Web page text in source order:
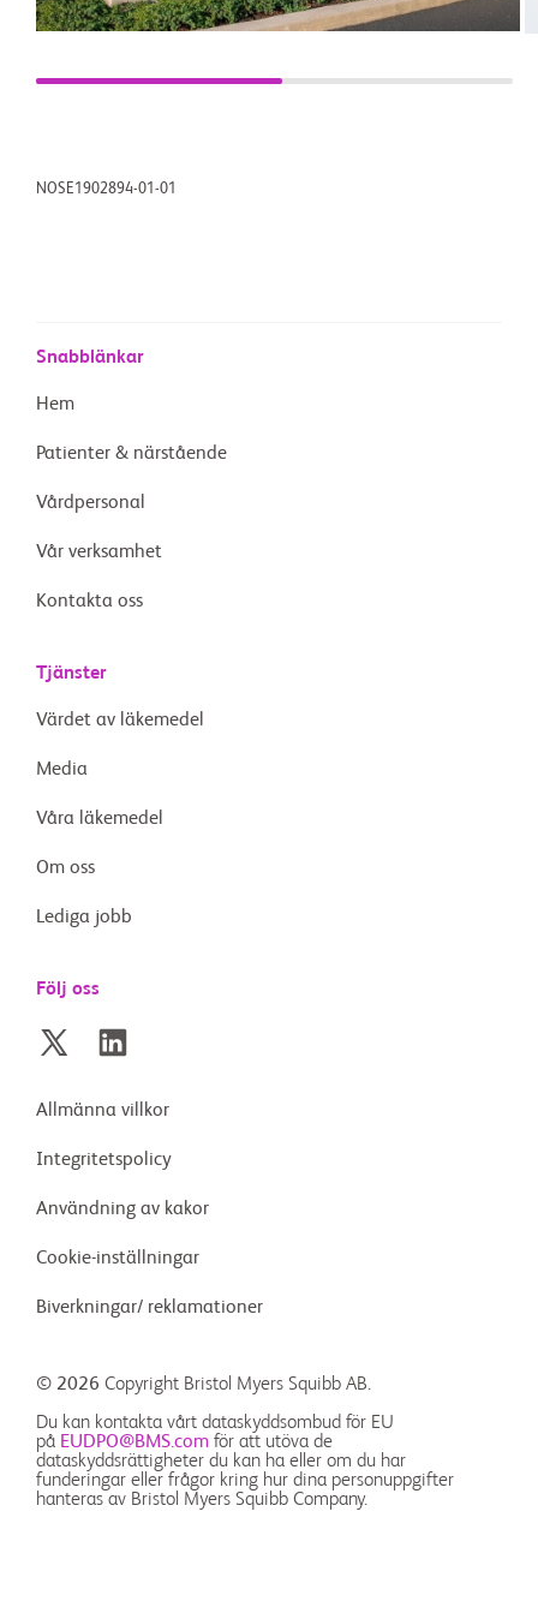
NOSE1902894-01-01
Snabblänkar
Hem
Patienter & närstående
Vårdpersonal
Vår verksamhet
Kontakta oss
Tjänster
Värdet av läkemedel
Media
Våra läkemedel
Om oss
Lediga jobb
Följ oss
Allmänna villkor
Integritetspolicy
Användning av kakor
Cookie-inställningar
Biverkningar/ reklamationer
© 2026 Copyright Bristol Myers Squibb AB.
Du kan kontakta vårt dataskyddsombud för EU
på EUDPO@BMS.com för att utöva de
dataskyddsrättigheter du kan ha eller om du har
funderingar eller frågor kring hur dina personuppgifter
hanteras av Bristol Myers Squibb Company.